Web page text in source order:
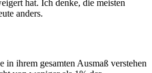
hat. Ich denke, die meisten
anders.
ihrem gesamten Ausmaß verstehen